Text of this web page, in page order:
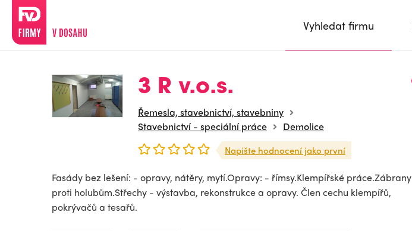
Vyhledat firmu
3 R v.o.s.
Řemesla, stavebnictví, stavebniny
Stavebnictví - speciální práce
Demolice
Napište hodnocení jako první
Fasády bez lešení: - opravy, nátěry, mytí.Opravy: - římsy.Klempířské práce.Zábrany
proti holubům.Střechy - výstavba, rekonstrukce a opravy. Člen cechu klempířů,
pokrývačů a tesařů.